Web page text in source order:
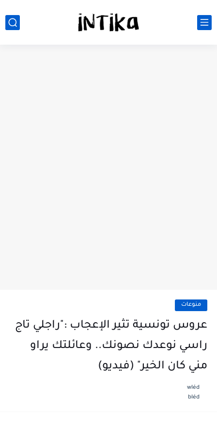
منوعات
عروس تونسية تثير الإعجاب :"راجلي تاج
راسي نوعدك نصونك.. وعائلتك يراو
مني كان الخير" (فيديو)
wléd
bléd